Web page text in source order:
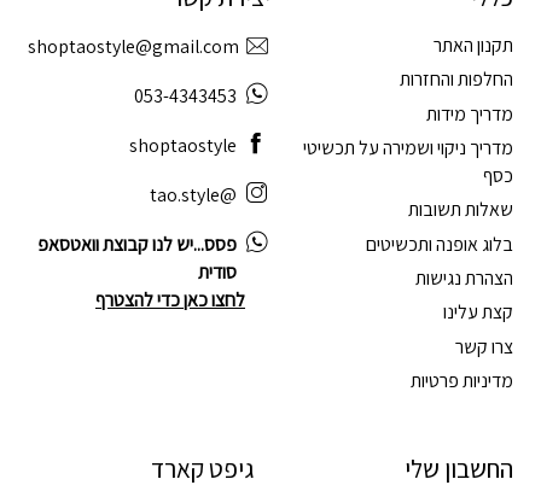
תקנון האתר
החלפות והחזרות
מדריך מידות
מדריך ניקוי ושמירה על תכשיטי
כסף
שאלות תשובות
בלוג אופנה ותכשיטים
הצהרת נגישות
קצת עלינו
צרו קשר
מדיניות פרטיות
החשבון שלי
shoptaostyle@gmail.com
053-4343453
shoptaostyle
@tao.style
פסס...יש לנו קבוצת וואטסאפ
סודית
לחצו כאן כדי להצטרף
גיפט קארד